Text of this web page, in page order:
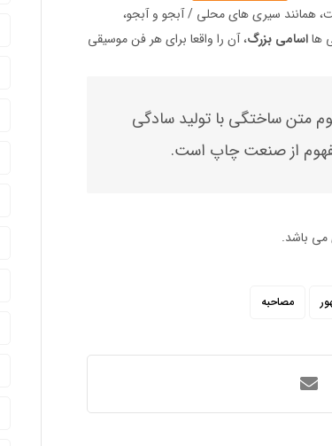
سیری های محلی / آبجو و آبجو،
هااسامی بزرگ، آن را واقعا برای هر فن موسیقی
متن ساختگی با تولید سادگی
از صنعت چاپ است.
می باشد.
مصاحبه